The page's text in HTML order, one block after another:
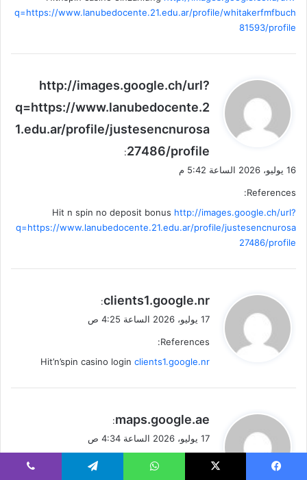
q=https://www.lanubedocente.21.edu.ar/profile/whitakerfmfbuch
81593/profile
ي
و
ل
http://images.google.ch/url?
q=https://www.lanubedocente.2
1.edu.ar/profile/justesencnurosa
27486/profile
:
16 يوليو، 2026 الساعة 5:42 م
References:
Hit n spin no deposit bonus http://images.google.ch/url?
q=https://www.lanubedocente.21.edu.ar/profile/justesencnurosa
27486/profile
ي
ق
ل
clients1.google.nr
:
17 يوليو، 2026 الساعة 4:25 ص
References:
Hit’n’spin casino login clients1.google.nr
ي
ق
maps.google.ae
:
17 يوليو، 2026 الساعة 4:34 ص